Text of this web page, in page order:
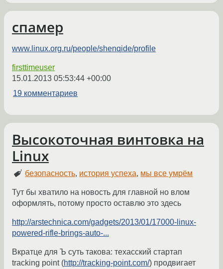
спамер
www.linux.org.ru/people/shenqide/profile
firsttimeuser
15.01.2013 05:53:44 +00:00
19 комментариев
Высокоточная винтовка на
Linux
безопасность, история успеха, мы все умрём
Тут бы хватило на новость для главной но влом
оформлять, потому просто оставлю это здесь
http://arstechnica.com/gadgets/2013/01/17000-linux-
powered-rifle-brings-auto-...
Вкратце для Ъ суть такова: техасский стартап
tracking point (http://tracking-point.com/) продвигает